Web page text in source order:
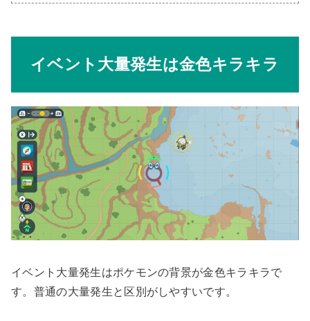
イベント大量発生は金色キラキラ
イベント大量発生はポケモンの背景が金色キラキラで
す。普通の大量発生と区別がしやすいです。